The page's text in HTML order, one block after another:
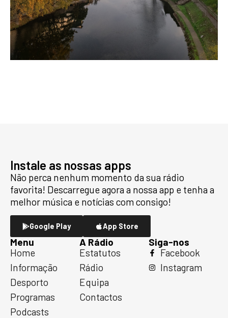
Instale as nossas apps
Não perca nenhum momento da sua rádio
favorita! Descarregue agora a nossa app e tenha a
melhor música e notícias com consigo!
Google Play App Store
Menu
Home
Informação
Desporto
Programas
Podcasts
A Rádio
Estatutos
Rádio
Equipa
Contactos
Siga-nos
Facebook
Instagram